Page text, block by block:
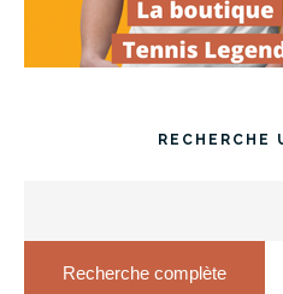
RECHERCHE
Recherche complète